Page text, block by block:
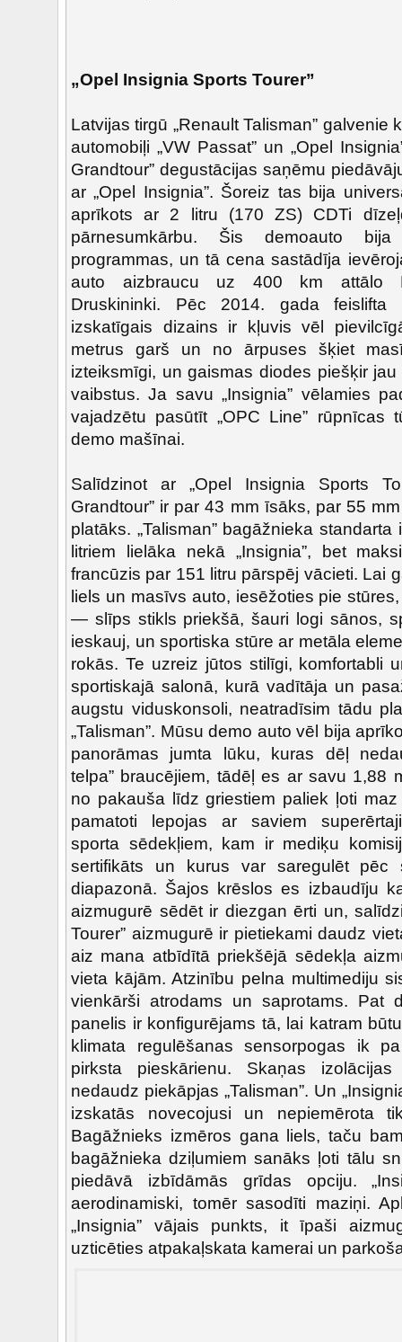
„Opel Insignia Sports Tourer”
Latvijas tirgū „Renault Talisman” galvenie
automobiļi „VW Passat” un „Opel
Grandtour” degustācijas saņēmu
ar „Opel Insignia”. Šoreiz tas bija
aprīkots ar 2 litru (170 ZS) CDTi
pārnesumkārbu. Šis demoauto
programmas, un tā cena sastādīja
auto aizbraucu uz 400 km attālo
Druskininki. Pēc 2014. gada feislifta
izskatīgais dizains ir kļuvis vēl
metrus garš un no ārpuses šķiet
izteiksmīgi, un gaismas diodes piešķir
vaibstus. Ja savu „Insignia” vēlamies
vajadzētu pasūtīt „OPC Line” rūpnīcas
demo mašīnai.
Salīdzinot ar „Opel Insignia Sports
Grandtour” ir par 43 mm īsāks, par 55
platāks. „Talisman” bagāžnieka
litriem lielāka nekā „Insignia”, bet
francūzis par 151 litru pārspēj vācieti. Lai
liels un masīvs auto, iesēžoties pie
— slīps stikls priekšā, šauri logi sānos,
ieskauj, un sportiska stūre ar metāla
rokās. Te uzreiz jūtos stilīgi, komfortabli
sportiskajā salonā, kurā vadītāja un
augstu viduskonsoli, neatradīsim tādu
„Talisman”. Mūsu demo auto vēl bija
panorāmas jumta lūku, kuras dēļ
telpa” braucējiem, tādēļ es ar savu 1,88
no pakauša līdz griestiem paliek ļoti maz
pamatoti lepojas ar saviem
sporta sēdekļiem, kam ir mediķu
sertifikāts un kurus var saregulēt pēc
diapazonā. Šajos krēslos es izbaudīju
aizmugurē sēdēt ir diezgan ērti un,
Tourer” aizmugurē ir pietiekami daudz
aiz mana atbīdītā priekšējā sēdekļa
vieta kājām. Atzinību pelna multimediju
vienkārši atrodams un saprotams. Pat
panelis ir konfigurējams tā, lai katram
klimata regulēšanas sensorpogas ik
pirksta pieskārienu. Skaņas
nedaudz piekāpjas „Talisman”. Un
izskatās novecojusi un nepiemērota
Bagāžnieks izmēros gana liels, taču
bagāžnieka dziļumiem sanāks ļoti tālu
piedāvā izbīdāmās grīdas opciju.
aerodinamiski, tomēr sasodīti maziņi.
„Insignia” vājais punkts, it īpaši
uzticēties atpakaļskata kamerai un